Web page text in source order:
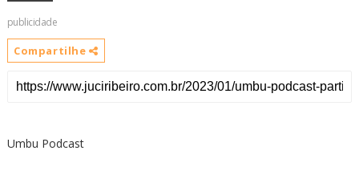
publicidade
Compartilhe
Umbu Podcast